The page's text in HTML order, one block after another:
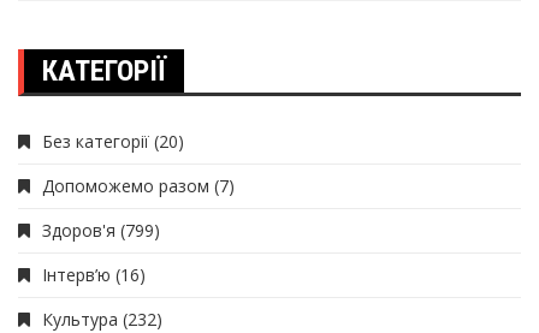
КАТЕГОРІЇ
Без категорії (20)
Допоможемо разом (7)
Здоров'я (799)
Інтерв’ю (16)
Культура (232)